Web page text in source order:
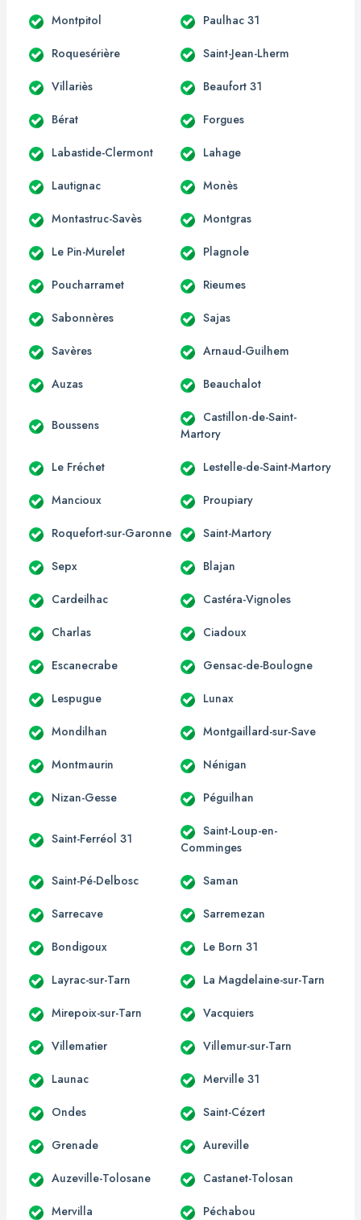
Montpitol Paulhac 31
Roquesérière Saint-Jean-Lherm
Villariès Beaufort 31
Bérat Forgues
Labastide-Clermont Lahage
Lautignac Monès
Montastruc-Savès Montgras
Le Pin-Murelet Plagnole
Poucharramet Rieumes
Sabonnères Sajas
Savères Arnaud-Guilhem
Auzas Beauchalot
Boussens
Castillon-de-Saint-
Martory
Le Fréchet Lestelle-de-Saint-Martory
Mancioux Proupiary
Roquefort-sur-Garonne Saint-Martory
Sepx Blajan
Cardeilhac Castéra-Vignoles
Charlas Ciadoux
Escanecrabe Gensac-de-Boulogne
Lespugue Lunax
Mondilhan Montgaillard-sur-Save
Montmaurin Nénigan
Nizan-Gesse Péguilhan
Saint-Ferréol 31
Saint-Loup-en-
Comminges
Saint-Pé-Delbosc Saman
Sarrecave Sarremezan
Bondigoux Le Born 31
Layrac-sur-Tarn La Magdelaine-sur-Tarn
Mirepoix-sur-Tarn Vacquiers
Villematier Villemur-sur-Tarn
Launac Merville 31
Ondes Saint-Cézert
Grenade Aureville
Auzeville-Tolosane Castanet-Tolosan
Mervilla Péchabou